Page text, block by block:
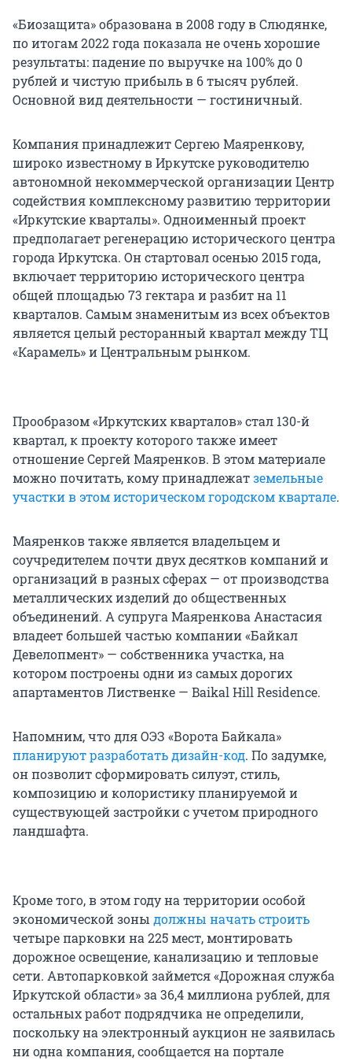
«Биозащита» образована в 2008 году в Слюдянке,
по итогам 2022 года показала не очень хорошие
результаты: падение по выручке на 100% до 0
рублей и чистую прибыль в 6 тысяч рублей.
Основной вид деятельности — гостиничный.
Компания принадлежит Сергею Маяренкову,
широко известному в Иркутске руководителю
автономной некоммерческой организации Центр
содействия комплексному развитию территории
«Иркутские кварталы». Одноименный проект
предполагает регенерацию исторического центра
города Иркутска. Он стартовал осенью 2015 года,
включает территорию исторического центра
общей площадью 73 гектара и разбит на 11
кварталов. Самым знаменитым из всех объектов
является целый ресторанный квартал между ТЦ
«Карамель» и Центральным рынком.
Прообразом «Иркутских кварталов» стал 130-й
квартал, к проекту которого также имеет
отношение Сергей Маяренков. В этом материале
можно почитать, кому принадлежатземельные
участки в этом историческом городском квартале.
Маяренков также является владельцем и
соучредителем почти двух десятков компаний и
организаций в разных сферах — от производства
металлических изделий до общественных
объединений. А супруга Маяренкова Анастасия
владеет большей частью компании «Байкал
Девелопмент» — собственника участка, на
котором построены одни из самых дорогих
апартаментов Лиственке — Baikal Hill Residence.
Напомним, что для ОЭЗ «Ворота Байкала»
планируют разработать дизайн-код. По задумке,
он позволит сформировать силуэт, стиль,
композицию и колористику планируемой и
существующей застройки с учетом природного
ландшафта.
Кроме того, в этом году на территории особой
экономической зоны должны начать строить
четыре парковки на 225 мест, монтировать
дорожное освещение, канализацию и тепловые
сети. Автопарковкой займется «Дорожная служба
Иркутской области» за 36,4 миллиона рублей, для
остальных работ подрядчика не определили,
поскольку на электронный аукцион не заявилась
ни одна компания, сообщается на портале